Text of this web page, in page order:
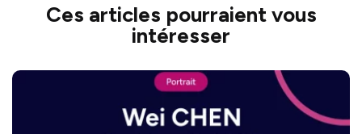
Ces articles pourraient vous
intéresser